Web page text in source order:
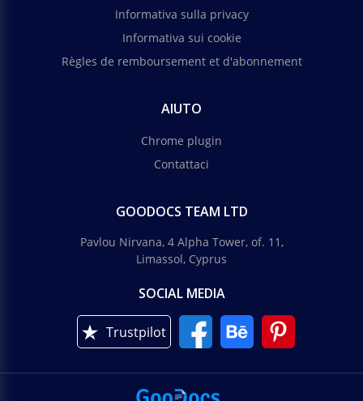
Informativa sulla privacy
Informativa sui cookie
Règles de remboursement et d'abonnement
AIUTO
Chrome plugin
Contattaci
GOODOCS TEAM LTD
Pavlou Nirvana, 4 Alpha Tower, of. 11,
Limassol, Cyprus
SOCIAL MEDIA
Trustpilot